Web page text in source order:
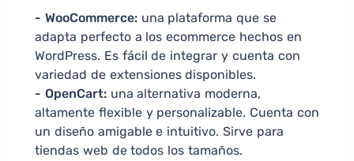
- WooCommerce:una plataforma que se
adapta perfecto a los ecommerce hechos en
WordPress. Es fácil de integrar y cuenta con
variedad de extensiones disponibles.
- OpenCart:una alternativa moderna,
altamente flexible y personalizable. Cuenta con
un diseño amigable e intuitivo. Sirve para
tiendas web de todos los tamaños.